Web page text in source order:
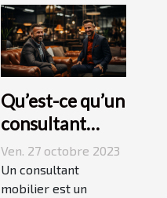
Qu’est-ce qu’un
consultant
mobilier ?
Ven. 27 octobre 2023
Un consultant
mobilier est un